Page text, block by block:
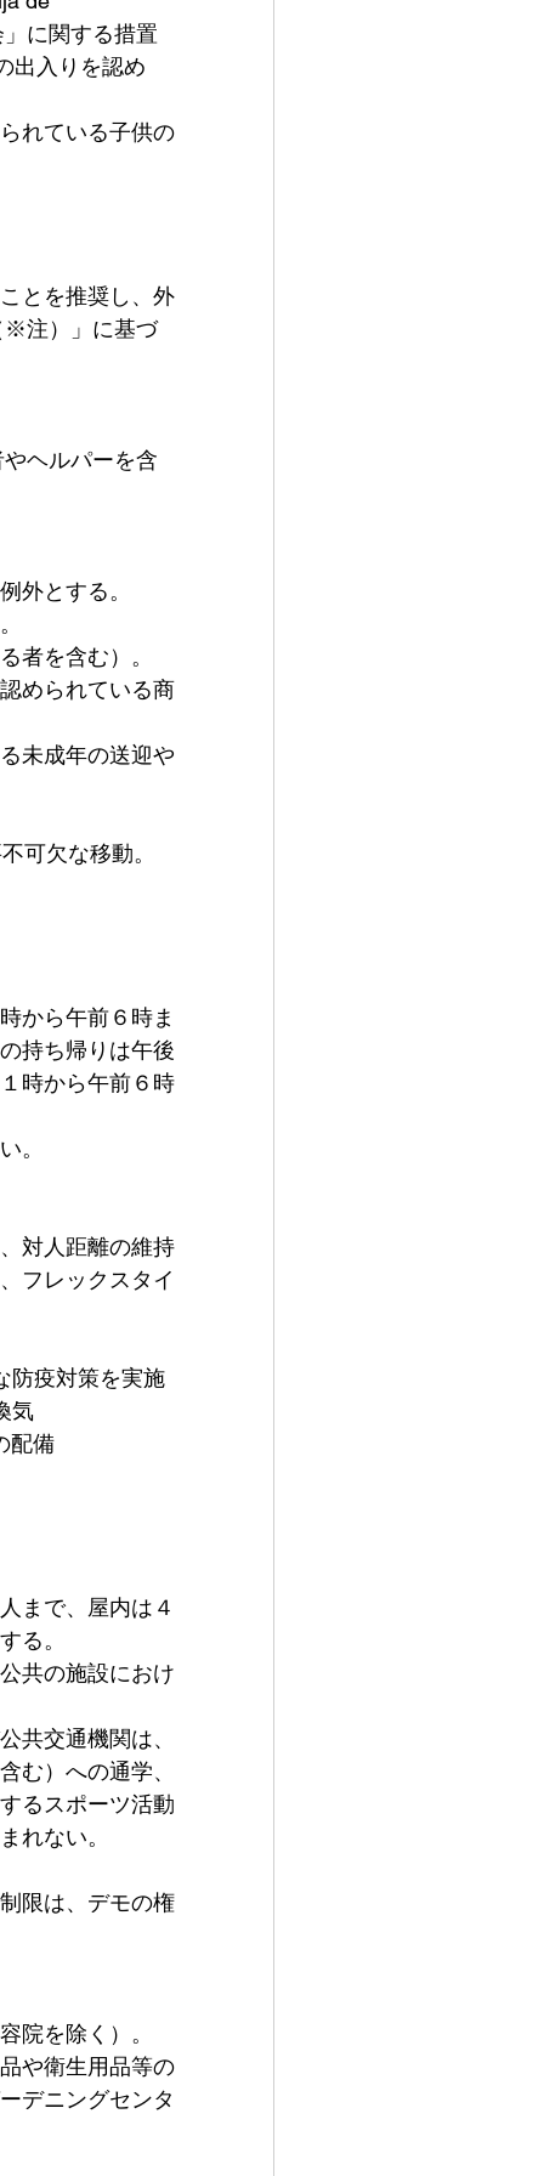
に関する措置
出入りを認め
れている子供の
とを推奨し、外
※注）」に基づ
ヘルパーを含
外とする。
者を含む）。
められている商
未成年の送迎や
可欠な移動。
から午前６時ま
持ち帰りは午後
時から午前６時
。
対人距離の維持
フレックスタイ
防疫対策を実施
気
配備
まで、屋内は４
る。
共の施設におけ
共交通機関は、
む）への通学、
るスポーツ活動
れない。
限は、デモの権
院を除く）。
や衛生用品等の
デニングセンタ